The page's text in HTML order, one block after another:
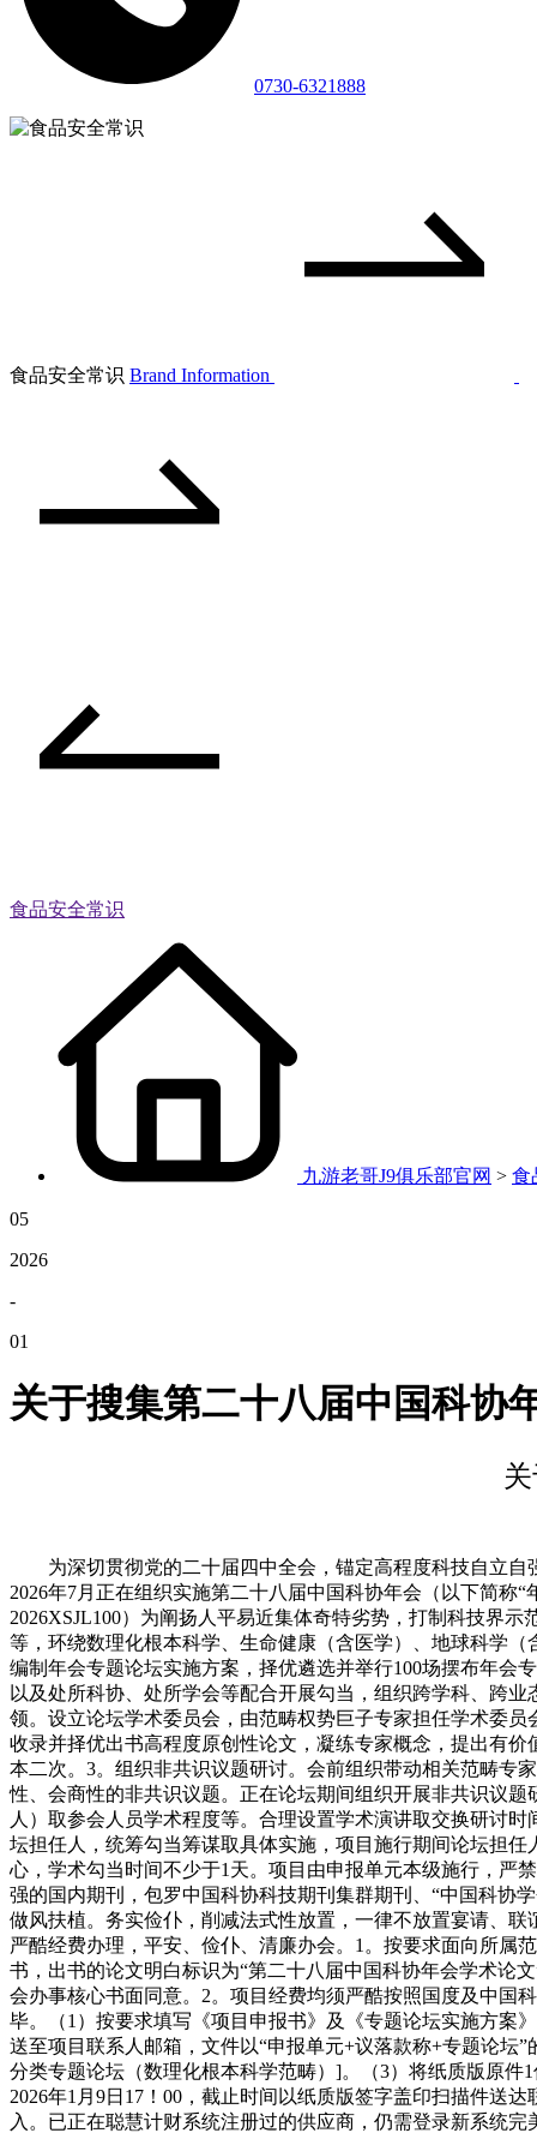
0730-6321888
食品安全常识 Brand Information
食品安全常识
九游老哥J9俱乐部官网 > 食
05
2026
-
01
关于搜集第二十八届中国科协
为深切贯彻党的二十届四中全会，锚定高程度科技自立自
2026年7月正在组织实施第二十八届中国科协年会（以下简称
2026XSJL100）为阐扬人平易近集体奇特劣势，打制科技界
等，环绕数理化根本科学、生命健康（含医学）、地球科学
编制年会专题论坛实施方案，择优遴选并举行100场摆布年会
以及处所科协、处所学会等配合开展勾当，组织跨学科、跨
领。设立论坛学术委员会，由范畴权势巨子专家担任学术委
收录并择优出书高程度原创性论文，凝练专家概念，提出有
本二次。3。组织非共识议题研讨。会前组织带动相关范畴专
性、会商性的非共识议题。正在论坛期间组织开展非共识议
人）取参会人员学术程度等。合理设置学术演讲取交换研讨
坛担任人，统筹勾当筹谋取具体实施，项目施行期间论坛担
心，学术勾当时间不少于1天。项目由申报单元本级施行，严
强的国内期刊，包罗中国科协科技期刊集群期刊、“中国科协
做风扶植。务实俭仆，削减法式性放置，一律不放置宴请、
严酷经费办理，平安、俭仆、清廉办会。1。按要求面向所属
书，出书的论文明白标识为“第二十八届中国科协年会学术论
会办事核心书面同意。2。项目经费均须严酷按照国度及中国
毕。（1）按要求填写《项目申报书》及《专题论坛实施方案
送至项目联系人邮箱，文件以“申报单元+议落款称+专题论
分类专题论坛（数理化根本科学范畴）]。（3）将纸质版原件
2026年1月9日17！00，截止时间以纸质版签字盖印扫描件送
入。已正在聪慧计财系统注册过的供应商，仍需登录新系统完